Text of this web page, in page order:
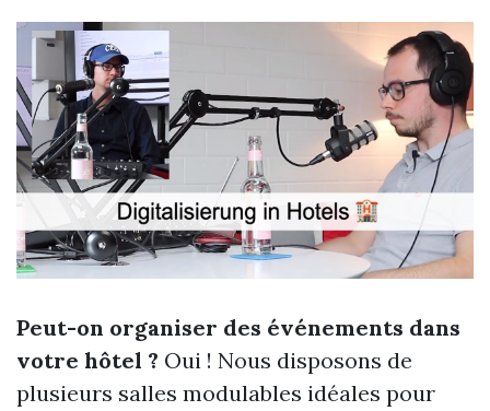
Peut-on organiser des événements dans
votre hôtel ? Oui ! Nous disposons de
plusieurs salles modulables idéales pour